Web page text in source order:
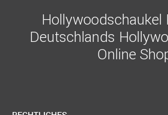
Hollywoodschaukel
Deutschlands
Online